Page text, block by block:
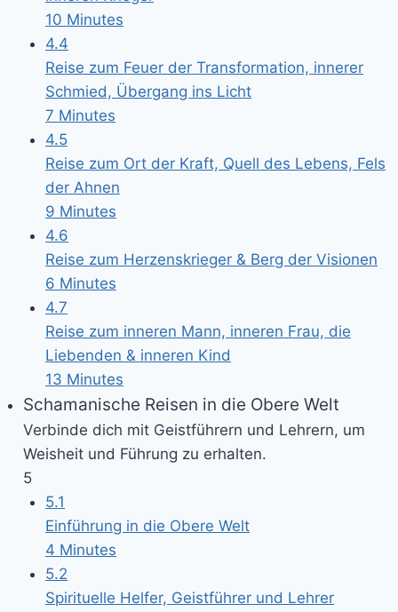
10 Minutes
4.4
Reise zum Feuer der Transformation, innerer
Schmied, Übergang ins Licht
7 Minutes
4.5
Reise zum Ort der Kraft, Quell des Lebens, Fels
der Ahnen
9 Minutes
4.6
Reise zum Herzenskrieger & Berg der Visionen
6 Minutes
4.7
Reise zum inneren Mann, inneren Frau, die
Liebenden & inneren Kind
13 Minutes
Schamanische Reisen in die Obere Welt
Verbinde dich mit Geistführern und Lehrern, um
Weisheit und Führung zu erhalten.
5
5.1
Einführung in die Obere Welt
4 Minutes
5.2
Spirituelle Helfer, Geistführer und Lehrer